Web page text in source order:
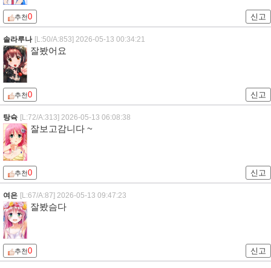
추천0 신고
솔라루나 [L:50/A:853] 2026-05-13 00:34:21
잘봤어요
추천0 신고
탕슉 [L:72/A:313] 2026-05-13 06:08:38
잘보고감니다 ~
추천0 신고
여은 [L:67/A:87] 2026-05-13 09:47:23
잘봤슴다
추천0 신고